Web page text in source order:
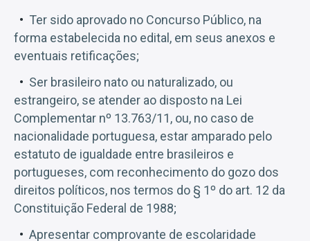
Ter sido aprovado no Concurso Público, na
forma estabelecida no edital, em seus anexos e
eventuais retificações;
Ser brasileiro nato ou naturalizado, ou
estrangeiro, se atender ao disposto na Lei
Complementar nº 13.763/11, ou, no caso de
nacionalidade portuguesa, estar amparado pelo
estatuto de igualdade entre brasileiros e
portugueses, com reconhecimento do gozo dos
direitos políticos, nos termos do § 1º do art. 12 da
Constituição Federal de 1988;
Apresentar comprovante de escolaridade